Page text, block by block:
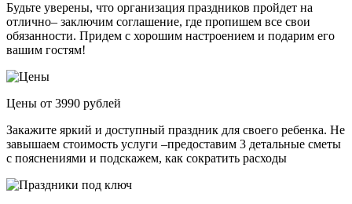
Будьте уверены, что организация праздников пройдет на
отлично– заключим соглашение, где пропишем все свои
обязанности. Придем с хорошим настроением и подарим его
вашим гостям!
Цены от 3990 рублей
Закажите яркий и доступный праздник для своего ребенка. Не
завышаем стоимость услуги –предоставим 3 детальные сметы
с пояснениями и подскажем, как сократить расходы